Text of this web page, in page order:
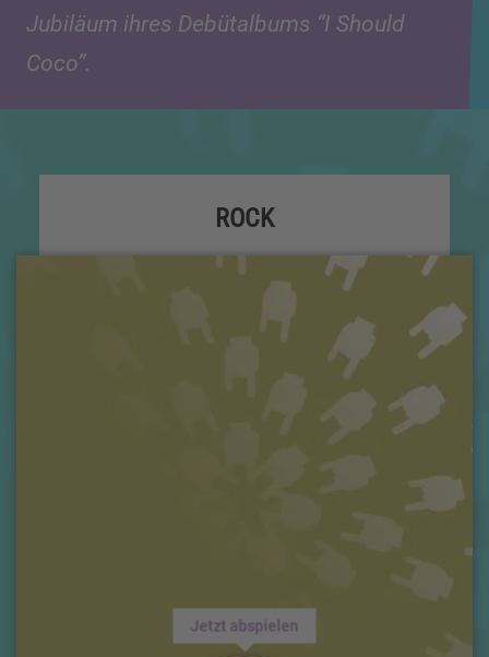
Jubiläum ihres Debütalbums “I Should
Coco”.
ROCK
Jetzt abspielen